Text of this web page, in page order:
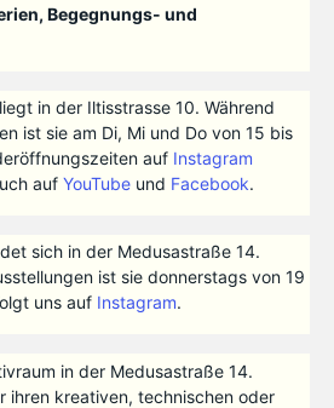
Begegnungs- und
liegt in der Iltisstrasse 10. Während
ist sie am Di, Mi und Do von 15 bis
auf Instagram
auf YouTubeund Facebook.
sich in der Medusastraße 14.
ist sie donnerstags von 19
uns auf Instagram.
in der Medusastraße 14.
ihren kreativen, technischen oder